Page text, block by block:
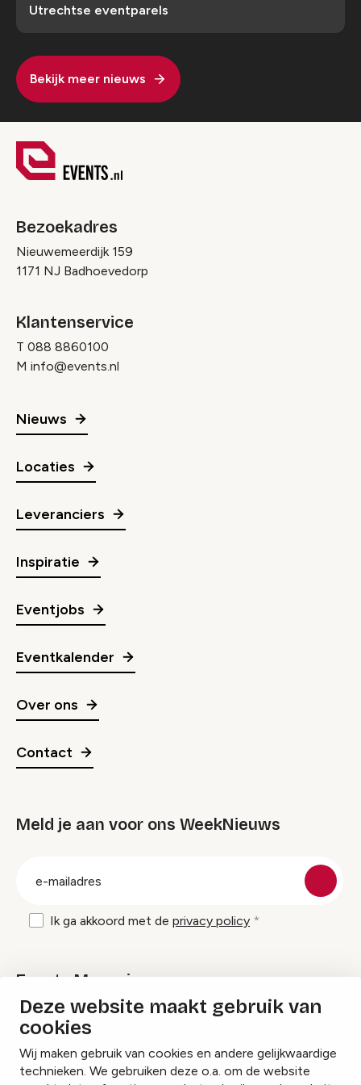
Deze website maakt gebruik van
cookies
Wij maken gebruik van cookies en andere gelijkwaardige
technieken. We gebruiken deze o.a. om de website
Utrechtse eventparels
Bekijk meer nieuws
Bezoekadres
Nieuwemeerdijk 159
1171 NJ Badhoevedorp
Klantenservice
T 088 8860100
M info@events.nl
Nieuws
Locaties
Leveranciers
Inspiratie
Eventjobs
Eventkalender
Over ons
Contact
Meld je aan voor ons WeekNieuws
Ik ga akkoord met de privacy policy
Events Magazine
Ik ontvang graag Events Magazine